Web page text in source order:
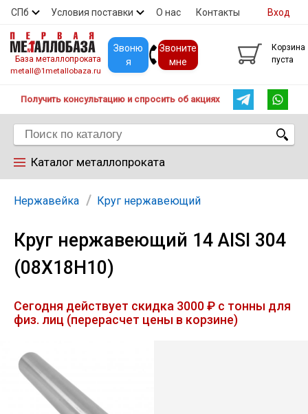
СПб Условия поставки О нас Контакты
Скидки Прайс Покупателям
Вход
База металлопроката
metall@1metallobaza.ru
Звоню
я
Звоните
мне
Корзина
пуста
Получить консультацию и спросить об акциях
Каталог металлопроката
Арматура
Труба профильная
Лист
Балка
Нержавейка Круг нержавеющий
Круг нержавеющий 14 AISI 304
(08Х18Н10)
Сегодня действует скидка 3000 ₽ с тонны для
физ. лиц (перерасчет цены в корзине)